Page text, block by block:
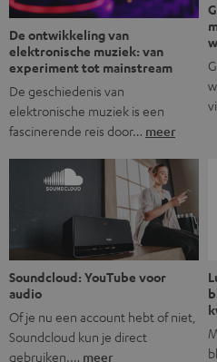
De ontwikkeling van
elektronische muziek: van
experiment tot mainstream
De geschiedenis van
elektronische muziek is een
fascinerende reis door… meer
Soundcloud: YouTube voor
audio
Of je nu een account hebt of niet,
Soundcloud kun je direct
gebruiken.… meer